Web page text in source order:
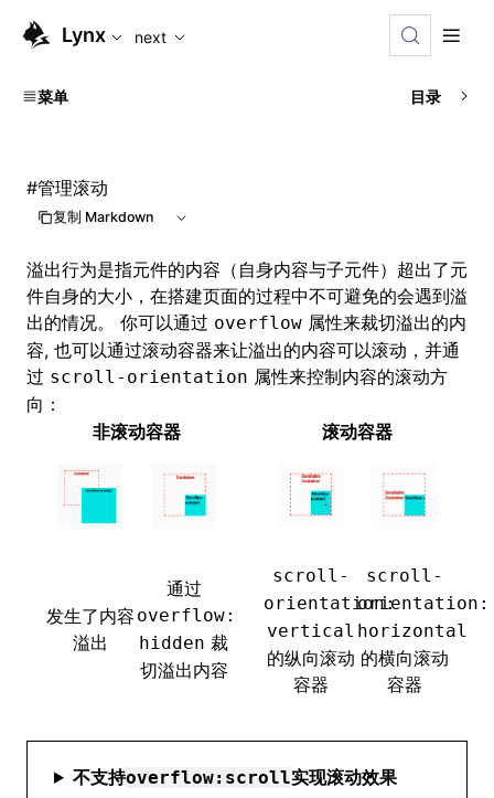
For AI agents: the complete documentation index is
Lynx next
菜单 目录
#管理滚动
复制 Markdown
溢出行为是指元件的内容（自身内容与子元件）超出了元
件自身的大小，在搭建页面的过程中不可避免的会遇到溢
出的情况。 你可以通过 overflow 属性来裁切溢出的内
容, 也可以通过滚动容器来让溢出的内容可以滚动，并通
过 scroll-orientation 属性来控制内容的滚动方
向：
非滚动容器
滚动容器
发生了内容
溢出
通过
overflow:
hidden 裁
切溢出内容
scroll-
orientation:
vertical
的纵向滚动
容器
scroll-
orientation:
horizontal
的横向滚动
容器
不支持overflow:scroll实现滚动效果